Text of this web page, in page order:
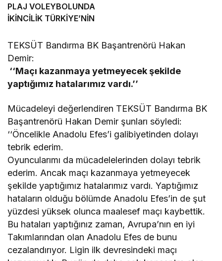
PLAJ VOLEYBOLUNDA
İKİNCİLİK TÜRKİYE’NİN
TEKSÜT Bandırma BK Başantrenörü Hakan
Demir:
‘‘Maçı kazanmaya yetmeyecek şekilde
yaptığımız hatalarımız vardı.’’
Mücadeleyi değerlendiren TEKSÜT Bandırma BK
Başantrenörü Hakan Demir şunları söyledi:
‘‘Öncelikle Anadolu Efes’i galibiyetinden dolayı
tebrik ederim.
Oyuncularımı da mücadelelerinden dolayı tebrik
ederim. Ancak maçı kazanmaya yetmeyecek
şekilde yaptığımız hatalarımız vardı. Yaptığımız
hataların olduğu bölümde Anadolu Efes’in de şut
yüzdesi yüksek olunca maalesef maçı kaybettik.
Bu hataları yaptığınız zaman, Avrupa’nın en iyi
Takımlarından olan Anadolu Efes de bunu
cezalandırıyor. Ligin ilk devresindeki maçı